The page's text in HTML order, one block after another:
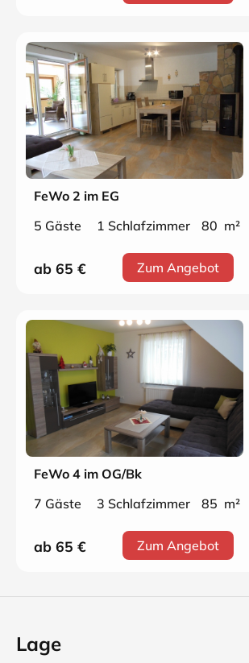
FeWo 2 im EG
5 Gäste
1 Schlafzimmer 80 m²
ab 65 € Zum Angebot
FeWo 4 im OG/Bk
7 Gäste
3 Schlafzimmer 85 m²
ab 65 € Zum Angebot
Lage